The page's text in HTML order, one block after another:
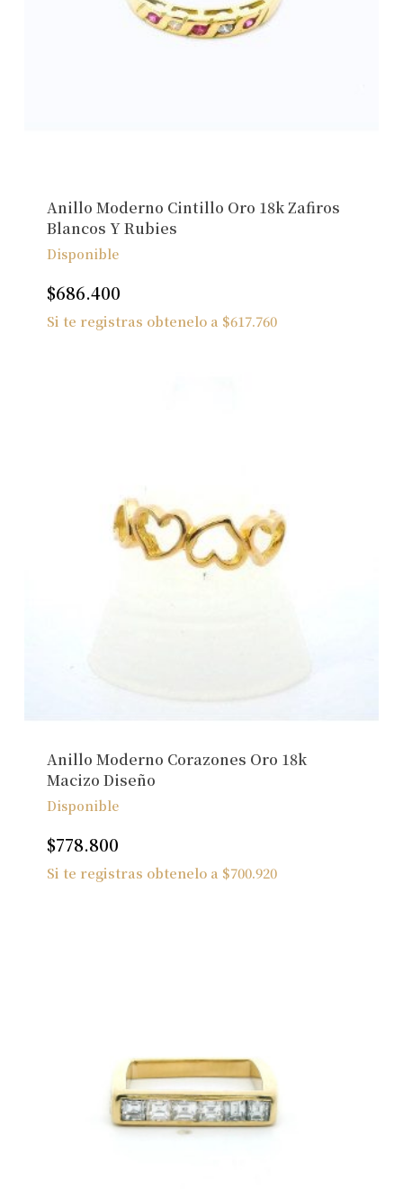
Anillo Moderno Cintillo Oro 18k Zafiros
Blancos Y Rubies
Disponible
$686.400
Si te registras obtenelo a $617.760
Anillo Moderno Corazones Oro 18k
Macizo Diseño
Disponible
$778.800
Si te registras obtenelo a $700.920